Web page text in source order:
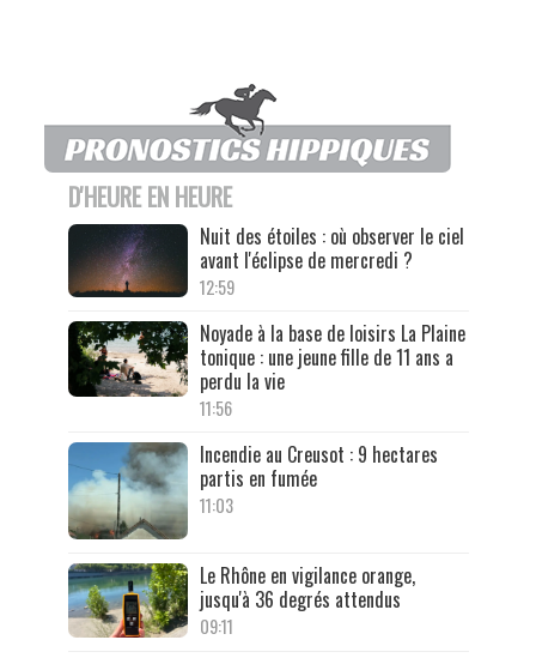
D'HEURE EN HEURE
Nuit des étoiles : où observer le ciel
avant l'éclipse de mercredi ?
12:59
Noyade à la base de loisirs La Plaine
tonique : une jeune fille de 11 ans a
perdu la vie
11:56
Incendie au Creusot : 9 hectares
partis en fumée
11:03
Le Rhône en vigilance orange,
jusqu'à 36 degrés attendus
09:11